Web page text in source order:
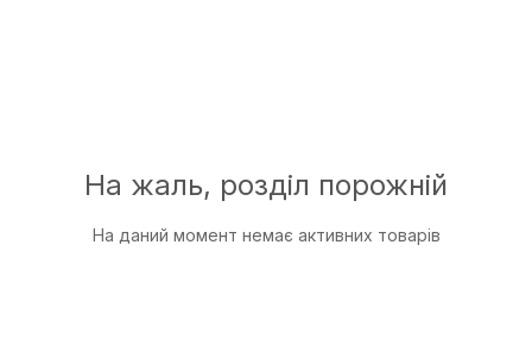
На жаль, розділ порожній
На даний момент немає активних товарів